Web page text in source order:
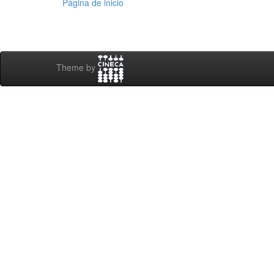
Página de inicio
Theme by